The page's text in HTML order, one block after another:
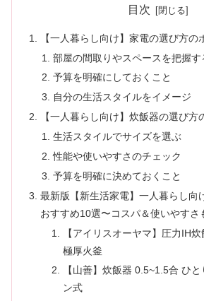
目次
【一人暮らし向け】家電の選び方の
部屋の間取りやスペースを把握す
予算を明確にしておくこと
自分の生活スタイルをイメージ
【一人暮らし向け】炊飯器の選び方
生活スタイルでサイズを選ぶ
性能や使いやすさのチェック
予算を明確に決めておくこと
最新版【新生活家電】一人暮らし向
おすすめ10選〜コスパ＆使いやすさ
【アイリスオーヤマ】圧力IH
極厚火釜
【山善】炊飯器 0.5~1.5合 ひ
ン式